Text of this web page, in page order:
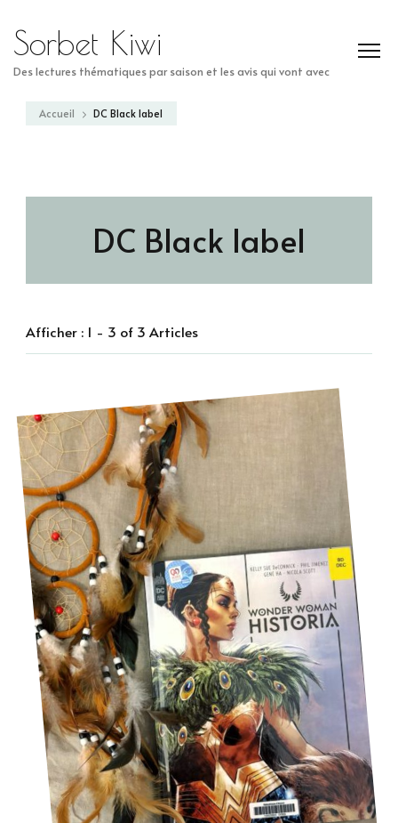
Sorbet Kiwi
Des lectures thématiques par saison et les avis qui vont avec
Accueil DC Black label
DC Black label
Afficher : 1 - 3 of 3 Articles